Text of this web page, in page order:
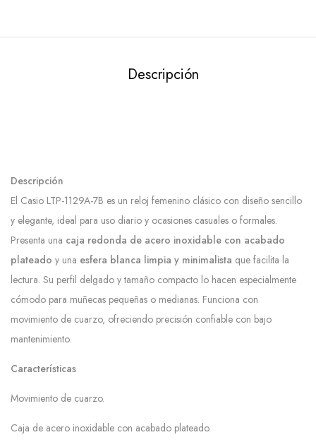
Descripción
Descripción
El Casio LTP-1129A-7B es un reloj femenino clásico con diseño sencillo
y elegante, ideal para uso diario y ocasiones casuales o formales.
Presenta una caja redonda de acero inoxidable con acabado
plateado y una esfera blanca limpia y minimalista que facilita la
lectura. Su perfil delgado y tamaño compacto lo hacen especialmente
cómodo para muñecas pequeñas o medianas. Funciona con
movimiento de cuarzo, ofreciendo precisión confiable con bajo
mantenimiento.
Características
Movimiento de cuarzo.
Caja de acero inoxidable con acabado plateado.